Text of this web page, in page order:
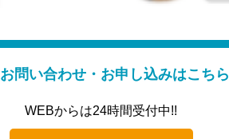
お問い合わせ・お申し込みはこちら
WEBからは24時間受付中!!